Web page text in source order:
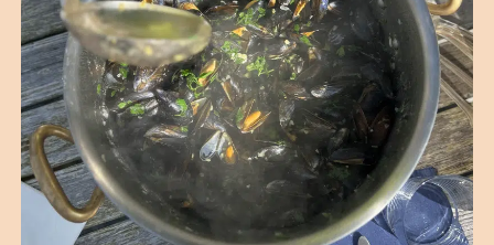
(15 avis)